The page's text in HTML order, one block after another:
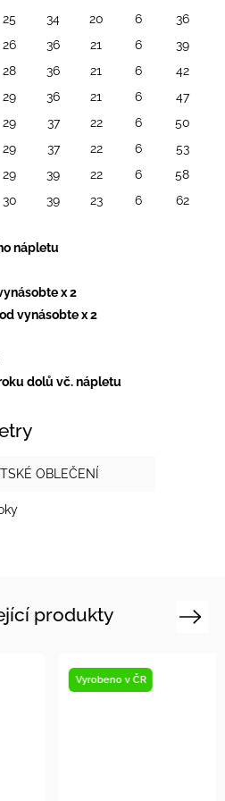
25 34 20 6
36
26 36 21 6
39
28 36 21 6
42
29 36 21 6
47
29 37 22 6
50
29 37 22 6
53
29 39 22 6
58
30 39 23 6 62
nápletu
x 2
vynásobte x 2
dolů vč. nápletu
OBLEČENÍ
produkty Next